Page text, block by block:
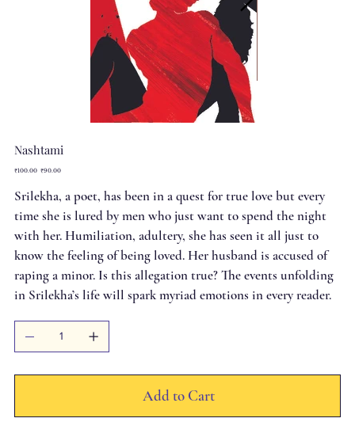
Nashtami
Original
₹100.00 Sale
₹90.00
Srilekha, a poet, has been in a quest for true love but every
time she is lured by men who just want to spend the night
with her. Humiliation, adultery, she has seen it all just to
know the feeling of being loved. Her husband is accused of
raping a minor. Is this allegation true? The events unfolding
in Srilekha’s life will spark myriad emotions in every reader.
Add to Cart